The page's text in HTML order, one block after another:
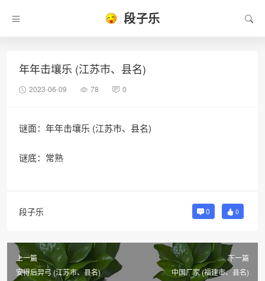
段子乐
年年击壤乐 (江苏市、县名)
2023-06-09 78 0
谜面：年年击壤乐 (江苏市、县名)
谜底：常熟
段子乐 0 0
上一篇
安得后羿弓 (江苏市、县名)
下一篇
中国厂家 (福建市、县名)